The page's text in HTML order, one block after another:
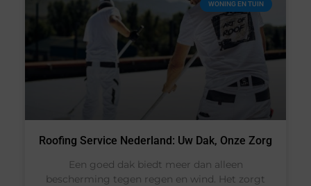
WONING EN TUIN
Roofing Service Nederland: Uw Dak, Onze Zorg
Een goed dak biedt meer dan alleen
bescherming tegen regen en wind. Het zorgt